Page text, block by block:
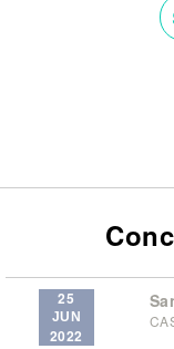
25
JUN
2022